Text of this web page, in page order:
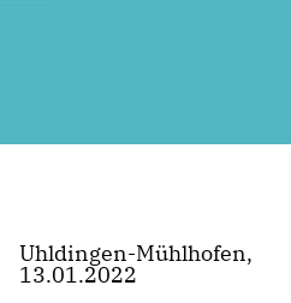
Uhldingen-Mühlhofen,
13.01.2022